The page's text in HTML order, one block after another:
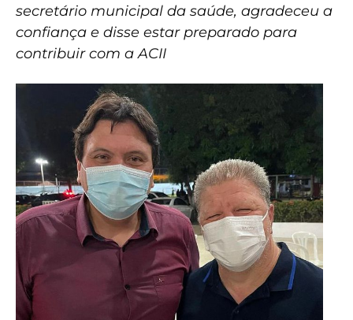
secretário municipal da saúde, agradeceu a
confiança e disse estar preparado para
contribuir com a ACII